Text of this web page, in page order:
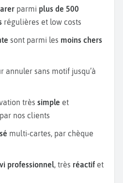
parmi plus de 500
régulières et low costs
sont parmi les moins chers
annuler sans motif jusqu’à
très simple et
nos clients
multi-cartes, par chèque
professionnel, très réactif et